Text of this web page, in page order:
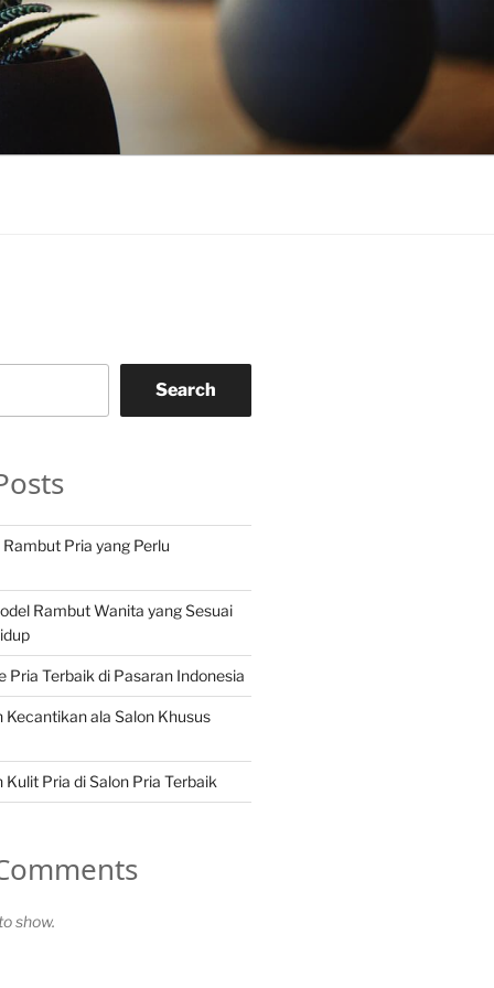
Search
Pria yang Perlu
Rambut Wanita yang Sesuai
Pria Terbaik di Pasaran Indonesia
Kecantikan ala Salon Khusus
Pria di Salon Pria Terbaik
show.